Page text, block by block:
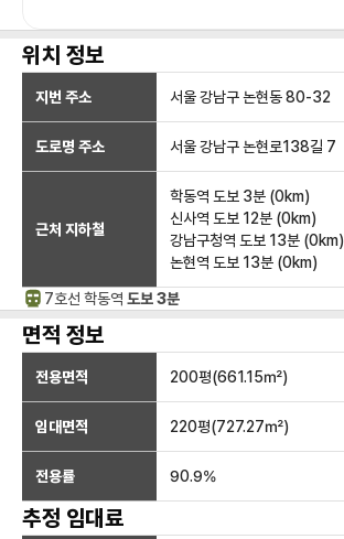
위치 정보
지번 주소 서울 강남구 논현동 80-32
도로명 주소 서울 강남구 논현로138길 7
근처 지하철
학동역 도보 3분 (0km)
신사역 도보 12분 (0km)
강남구청역 도보 13분 (0km)
논현역 도보 13분 (0km)
7호선 학동역 도보 3분
면적 정보
전용면적 200평(661.15㎡)
임대면적 220평(727.27㎡)
전용률 90.9%
추정 임대료